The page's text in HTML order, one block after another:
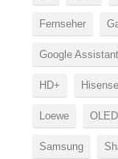
Fernseher
Google Assistant
HD+ Hisense
Loewe OLED
Samsung